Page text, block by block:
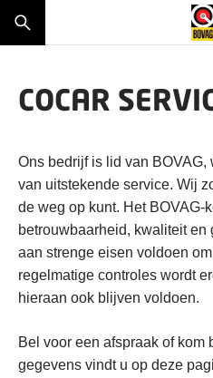
COCAR
Ons bedrijf is lid van BOVAG,
van uitstekende service. Wij
de weg op kunt. Het BOVAG-
betrouwbaarheid, kwaliteit en
aan strenge eisen voldoen
regelmatige controles wordt
hieraan ook blijven voldoen.
Bel voor een afspraak of kom
gegevens vindt u op deze